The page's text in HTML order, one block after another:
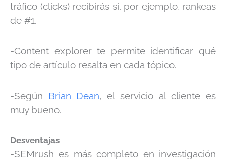
tráfico (clicks) recibirás si, por ejemplo, rankeas
de #1.
-Content explorer te permite identificar qué
tipo de artículo resalta en cada tópico.
-Según Brian Dean, el servicio al cliente es
muy bueno.
Desventajas
-SEMrush es más completo en investigación